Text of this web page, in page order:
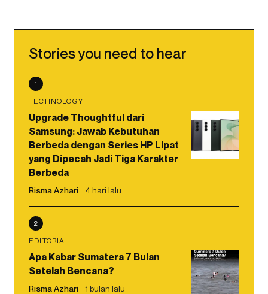
Stories you need to hear
1
TECHNOLOGY
Upgrade Thoughtful dari
Samsung: Jawab Kebutuhan
Berbeda dengan Series HP Lipat
yang Dipecah Jadi Tiga Karakter
Berbeda
Risma Azhari 4 hari lalu
2
EDITORIAL
Apa Kabar Sumatera 7 Bulan
Setelah Bencana?
Risma Azhari 1 bulan lalu